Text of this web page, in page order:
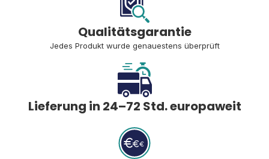
Qualitätsgarantie
Jedes Produkt wurde genauestens überprüft
Lieferung in 24–72 Std. europaweit